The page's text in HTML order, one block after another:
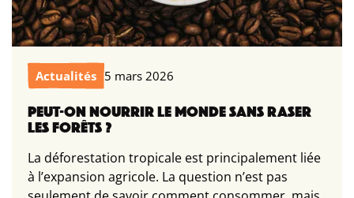
Actualités 5 mars 2026
PEUT-ON NOURRIR LE MONDE SANS RASER
LES FORÊTS ?
La déforestation tropicale est principalement liée
à l’expansion agricole. La question n’est pas